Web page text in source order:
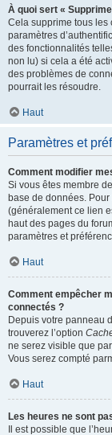
À quoi sert «
Cela supprime tous les
paramètres
des fonctionnalités
non lu) si cela a été
des problèmes de
pourrait les résoudre.
Haut
Paramètres et
Comment modifier
Si vous êtes membre
base de données.
(généralement ce lien
haut des pages du
paramètres et
Haut
Comment empêcher
connectés ?
Depuis votre panneau
trouverez l’option
ne serez visible que
Vous serez compté
Haut
Les heures ne sont
Il est possible que